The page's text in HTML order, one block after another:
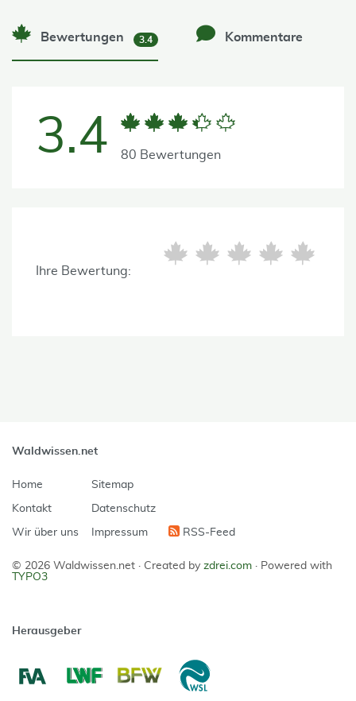
Bewertungen 3.4 Kommentare
3.4 80 Bewertungen
Ihre Bewertung:
Waldwissen.net
Home
Kontakt
Wir über uns
Sitemap
Datenschutz
Impressum RSS-Feed
© 2026 Waldwissen.net · Created by zdrei.com · Powered with
TYPO3
Herausgeber